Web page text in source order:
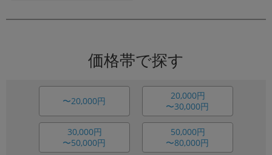
価格帯で探す
〜20,000円
20,000円
〜30,000円
30,000円
〜50,000円
50,000円
〜80,000円